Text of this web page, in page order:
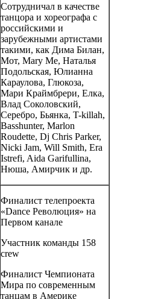
Сотрудничал в качестве
танцора и хореографа с
российскими и
зарубежными артистами
такими, как Дима Билан,
Мот, Mary Me, Наталья
Подольская, Юлианна
Караулова, Глюкоза,
Мари Краймбрери, Елка,
Влад Соколовский,
Серебро, Бьянка, T-killah,
Basshunter, Marlon
Roudette, Dj Chris Parker,
Nicki Jam, Will Smith, Era
Istrefi, Aida Garifullina,
Нюша, Амирчик и др.
Финалист телепроекта
«Dance Революция» на
Первом канале
Участник команды 158
crew
Финалист Чемпионата
Мира по современным
танцам в Америке